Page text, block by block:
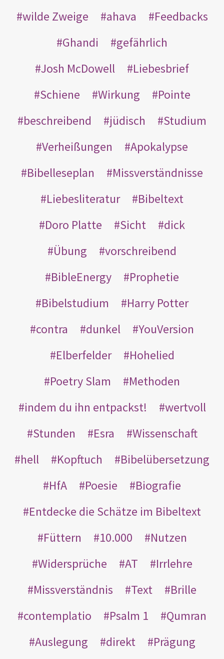
wilde Zweige ahava
Feedbacks
Ghandi
gefährlich
Josh McDowell
Liebesbrief
Schiene
Wirkung
Pointe
beschreibend
jüdisch
Studium
Verheißungen
Apokalypse
Bibelleseplan
Missverständnisse
Liebesliteratur
Bibeltext
Doro Platte
Sicht
dick
Übung
vorschreibend
BibleEnergy
Prophetie
Bibelstudium
Harry Potter
contra
dunkel
YouVersion
Elberfelder
Hohelied
Poetry Slam
Methoden
indem du ihn entpackst!
wertvoll
Stunden
Esra
Wissenschaft
hell
Kopftuch
Bibelübersetzung
HfA
Poesie
Biografie
Entdecke die Schätze im Bibeltext
Füttern
10.000
Nutzen
Widersprüche
AT
Irrlehre
Missverständnis
Text
Brille
contemplatio
Psalm 1
Qumran
Auslegung
direkt
Prägung